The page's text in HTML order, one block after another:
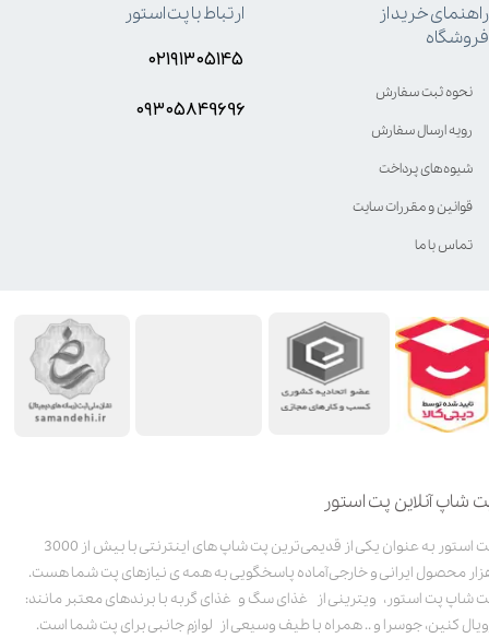
شاپ آنلاین پت استور
پت استور به عنوان یکی از قدیمی‌ترین پت شاپ های اینترنتی با بیش از 3000
محصول ایرانی و خارجی آماده پاسخگویی به همه ی نیازهای پت شما هست.
شاپ پت استور، ویترینی از غذای سگ و غذای گربه با برندهای معتبر مانند:
کنین، جوسرا و .. همراه با طیف وسیعی از لوازم جانبی برای پت شما است.
راهنمای خرید از
فروشگاه
نحوه ثبت سفارش
رویه ارسال سفارش
شیوه‌های پرداخت
قوانین و مقررات سایت
تماس با ما
ارتباط با پت استور
۰۲۱۹۱۳۰۵۱۴۵
۰۹۳۰۵8۴9696